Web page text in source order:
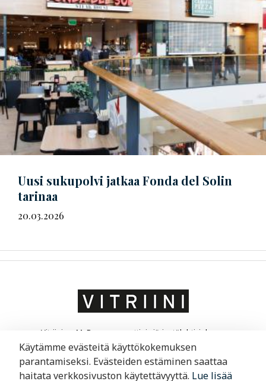
Uusi sukupolvi jatkaa Fonda del Solin
tarinaa
20.03.2026
Vitriini on MaRa ry:n ammatti- ja järjestölehti, joka on
suunnattu matkailu- ja ravintola-alan yrittäjille ja
liikkeenjohdolle. Vitriini kertoo yrityksistä ja niiden
toimintaympäristöstä.
Käytämme evästeitä käyttökokemuksen
parantamiseksi. Evästeiden estäminen saattaa
haitata verkkosivuston käytettävyyttä. Lue lisää